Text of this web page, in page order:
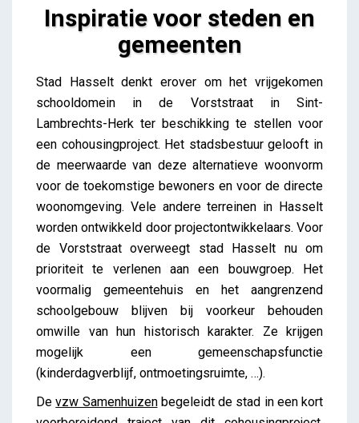
Inspiratie voor steden en
gemeenten
Inspiratie voor steden en gemeenten
Stad Hasselt denkt erover om het vrijgekomen
schooldomein in de Vorststraat in Sint-
Lambrechts-Herk ter beschikking te stellen voor
een cohousingproject. Het stadsbestuur gelooft in
de meerwaarde van deze alternatieve woonvorm
voor de toekomstige bewoners en voor de directe
woonomgeving. Vele andere terreinen in Hasselt
worden ontwikkeld door projectontwikkelaars. Voor
de Vorststraat overweegt stad Hasselt nu om
prioriteit te verlenen aan een bouwgroep. Het
voormalig gemeentehuis en het aangrenzend
schoolgebouw blijven bij voorkeur behouden
omwille van hun historisch karakter. Ze krijgen
mogelijk een gemeenschapsfunctie
(kinderdagverblijf, ontmoetingsruimte, …).
Devzw Samenhuizenbegeleidt de stad in een kort